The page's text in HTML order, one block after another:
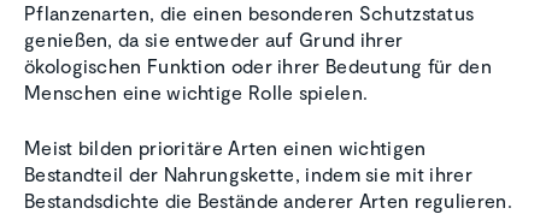
Pflanzenarten, die einen besonderen Schutzstatus
genießen, da sie entweder auf Grund ihrer
ökologischen Funktion oder ihrer Bedeutung für den
Menschen eine wichtige Rolle spielen.
Meist bilden prioritäre Arten einen wichtigen
Bestandteil der Nahrungskette, indem sie mit ihrer
Bestandsdichte die Bestände anderer Arten regulieren.